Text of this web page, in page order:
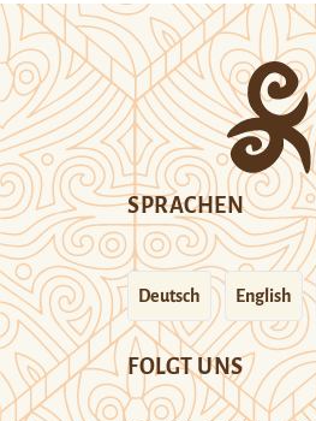
SPRACHEN
Deutsch English
FOLGT UNS